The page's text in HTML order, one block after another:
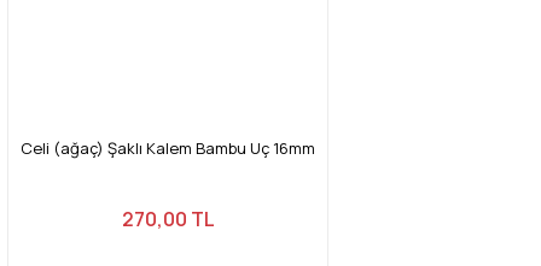
Celi (ağaç) Şaklı Kalem Bambu Uç 16mm
270,00 TL